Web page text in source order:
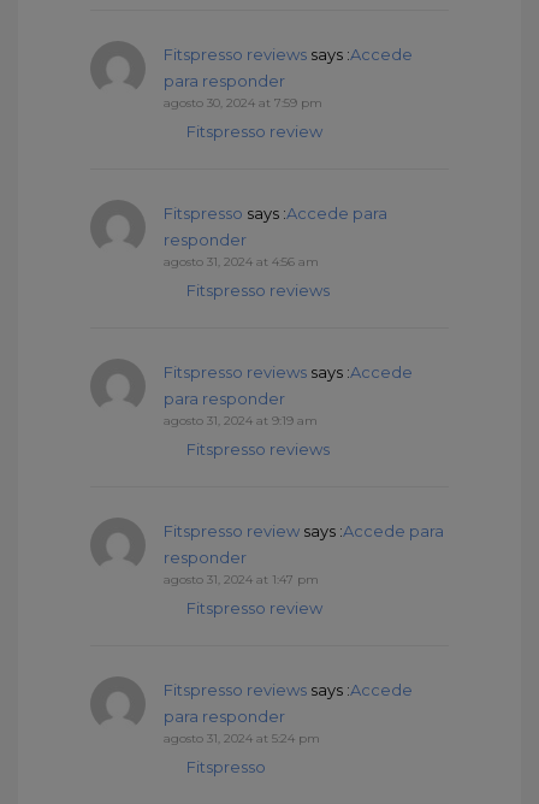
Fitspresso reviews says :Accede
para responder
agosto 30, 2024 at 7:59 pm
Fitspresso review
Fitspresso says :Accede para
responder
agosto 31, 2024 at 4:56 am
Fitspresso reviews
Fitspresso reviews says :Accede
para responder
agosto 31, 2024 at 9:19 am
Fitspresso reviews
Fitspresso review says :Accede para
responder
agosto 31, 2024 at 1:47 pm
Fitspresso review
Fitspresso reviews says :Accede
para responder
agosto 31, 2024 at 5:24 pm
Fitspresso